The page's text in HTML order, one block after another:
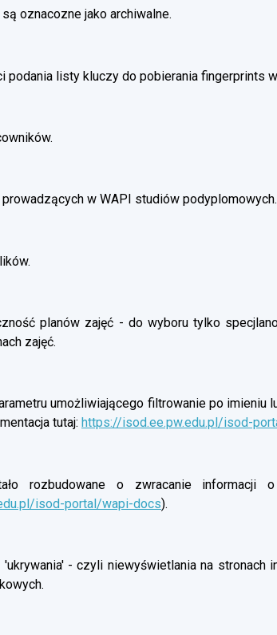
oznacozne jako archiwalne.
podania listy kluczy do pobierania fingerprints
w WAPI studiów podyplomowych.
planów zajęć - do wyboru tylko
zajęć.
umożliwiającego filtrowanie po imieniu
tutaj: https://isod.ee.pw.edu.pl/isod-
rozbudowane o zwracanie informacji
isod-portal/wapi-docs).
- czyli niewyświetlania na stronach